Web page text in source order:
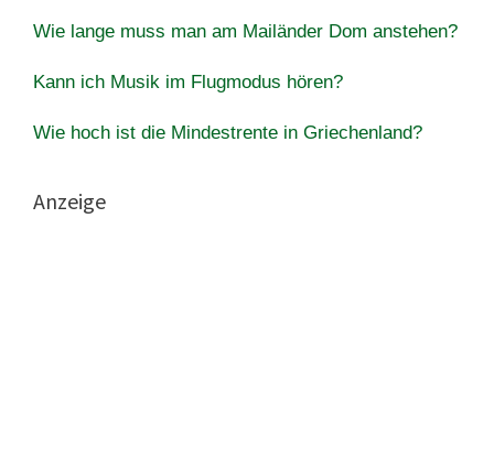
Wie lange muss man am Mailänder Dom anstehen?
Kann ich Musik im Flugmodus hören?
Wie hoch ist die Mindestrente in Griechenland?
Anzeige